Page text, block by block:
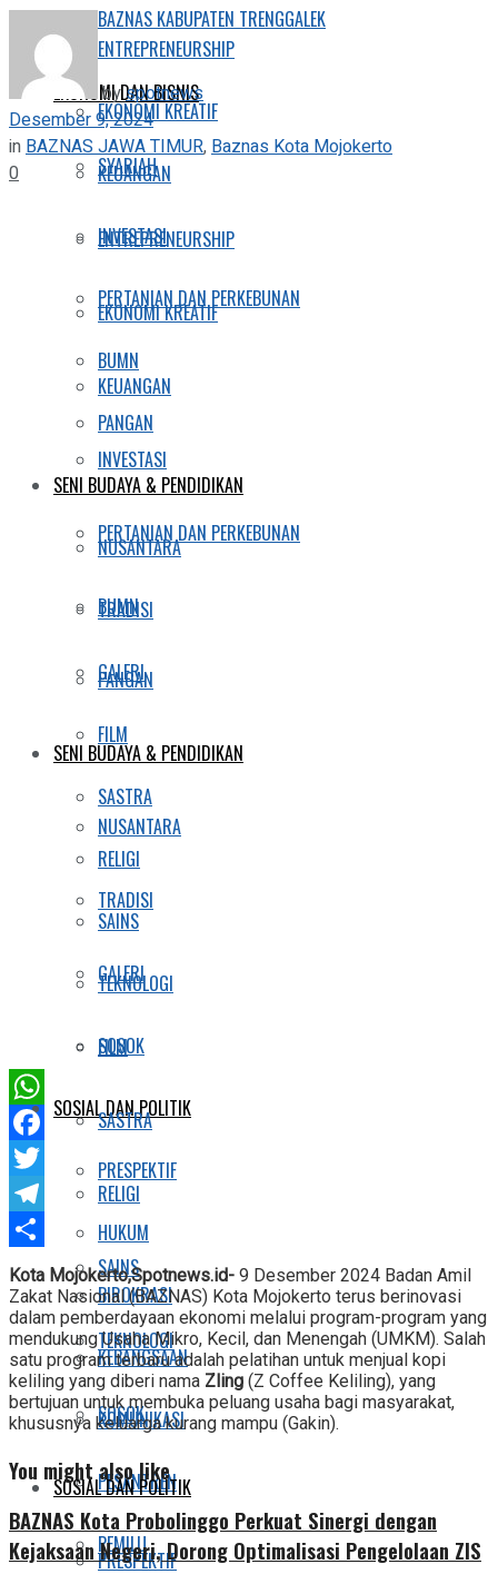
ENTREPRENEURSHIP
EKONOMI KREATIF
KEUANGAN
INVESTASI
PERTANIAN DAN PERKEBUNAN
BUMN
PANGAN
SENI BUDAYA & PENDIDIKAN
NUSANTARA
TRADISI
GALERI
FILM
SASTRA
RELIGI
SAINS
TEKNOLOGI
SOSOK
SOSIAL DAN POLITIK
PRESPEKTIF
HUKUM
BIROKRASI
KEBANGSAAN
KOMUNIKASI
PESANTREN
PEMILU
BAZNAS KABUPATEN TRENGGALEK
EKONOMI DAN BISNIS
SYARIAH
ENTREPRENEURSHIP
EKONOMI KREATIF
KEUANGAN
INVESTASI
PERTANIAN DAN PERKEBUNAN
BUMN
PANGAN
SENI BUDAYA & PENDIDIKAN
NUSANTARA
TRADISI
GALERI
FILM
SASTRA
RELIGI
SAINS
TEKNOLOGI
SOSOK
SOSIAL DAN POLITIK
PRESPEKTIF
byspotnews
Desember 9, 2024
in BAZNAS JAWA TIMUR, Baznas Kota Mojokerto
0
WhatsApp
Facebook
Twitter
Telegram
Share
Kota Mojokerto,Spotnews.id- 9 Desember 2024 Badan Amil
Zakat Nasional (BAZNAS) Kota Mojokerto terus berinovasi
dalam pemberdayaan ekonomi melalui program-program yang
mendukung Usaha Mikro, Kecil, dan Menengah (UMKM). Salah
satu program terbaru adalah pelatihan untuk menjual kopi
keliling yang diberi nama Zling (Z Coffee Keliling), yang
bertujuan untuk membuka peluang usaha bagi masyarakat,
khususnya keluarga kurang mampu (Gakin).
You might also like
BAZNAS Kota Probolinggo Perkuat Sinergi dengan
Kejaksaan Negeri, Dorong Optimalisasi Pengelolaan ZIS